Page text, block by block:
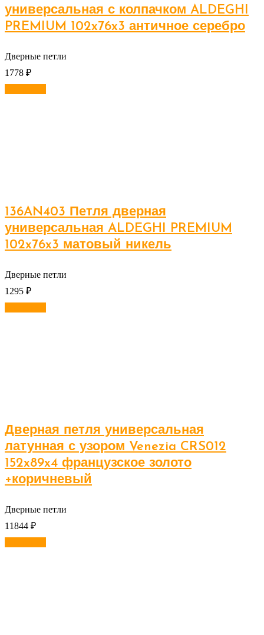
универсальная с колпачком ALDEGHI
PREMIUM 102x76x3 античное серебро
Дверные петли
1778 ₽
136AN403 Петля дверная
универсальная ALDEGHI PREMIUM
102x76x3 матовый никель
Дверные петли
1295 ₽
Дверная петля универсальная
латунная с узором Venezia CRS012
152x89x4 французское золото
+коричневый
Дверные петли
11844 ₽